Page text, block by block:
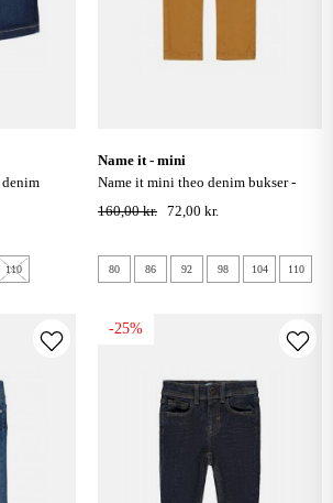
110
name it - mini
name it mini theo denim bukser -
curry
160,00 kr. 72,00 kr.
80 86 92 98 104 110
-25%